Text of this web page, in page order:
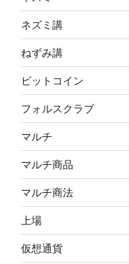
ネズミ講
ねずみ講
ビットコイン
フォルスクラブ
マルチ
マルチ商品
マルチ商法
上場
仮想通貨